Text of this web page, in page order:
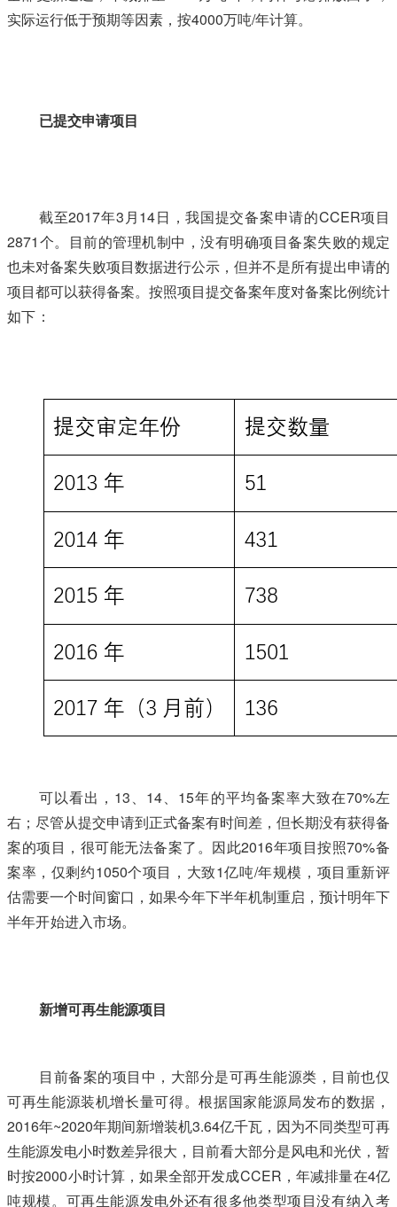
实际运行低于预期等因素，按4000万吨/年计算。
已提交申请项目
截至2017年3月14日，我国提交备案申请的CCER项目
2871个。目前的管理机制中，没有明确项目备案失败的规定
也未对备案失败项目数据进行公示，但并不是所有提出申请的
项目都可以获得备案。按照项目提交备案年度对备案比例统计
如下：
可以看出，13、14、15年的平均备案率大致在70%左
右；尽管从提交申请到正式备案有时间差，但长期没有获得备
案的项目，很可能无法备案了。因此2016年项目按照70%备
案率，仅剩约1050个项目，大致1亿吨/年规模，项目重新评
估需要一个时间窗口，如果今年下半年机制重启，预计明年下
半年开始进入市场。
新增可再生能源项目
目前备案的项目中，大部分是可再生能源类，目前也仅
可再生能源装机增长量可得。根据国家能源局发布的数据，
2016年~2020年期间新增装机3.64亿千瓦，因为不同类型可再
生能源发电小时数差异很大，目前看大部分是风电和光伏，暂
时按2000小时计算，如果全部开发成CCER，年减排量在4亿
吨规模。可再生能源发电外还有很多他类型项目没有纳入考